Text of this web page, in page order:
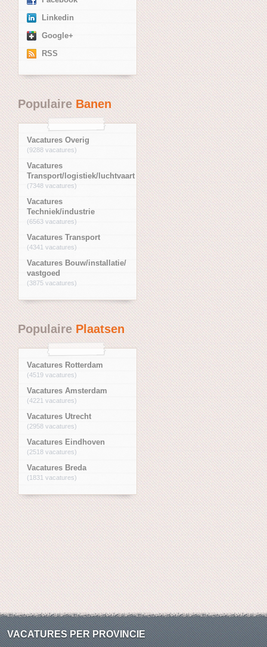
Linkedin
Google+
RSS
PopulaireBanen
Vacatures Overig
(9288 vacatures)
Vacatures
Transport/logistiek/luchtvaart
(7348 vacatures)
Vacatures
Techniek/industrie
(6563 vacatures)
Vacatures Transport
(4341 vacatures)
Vacatures Bouw/installatie/
vastgoed
(3875 vacatures)
PopulairePlaatsen
Vacatures Rotterdam
(4519 vacatures)
Vacatures Amsterdam
(4221 vacatures)
Vacatures Utrecht
(2958 vacatures)
Vacatures Eindhoven
(2518 vacatures)
Vacatures Breda
(1831 vacatures)
VACATURES PER PROVINCIE